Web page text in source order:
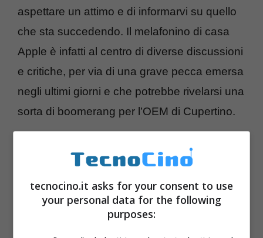
aspettare un attimo e di informarvi su quello
che sta succedendo. Il melafonino di casa
Apple è infatti al centro di diverse discussioni
e critiche, per via di una grave pecca emersa
negli ultimi giorni e che potrebbe rivelarsi una
sorta di boomerang per l’OEM di Cupertino.
tecnocino.it asks for your consent to use
your personal data for the following
purposes: